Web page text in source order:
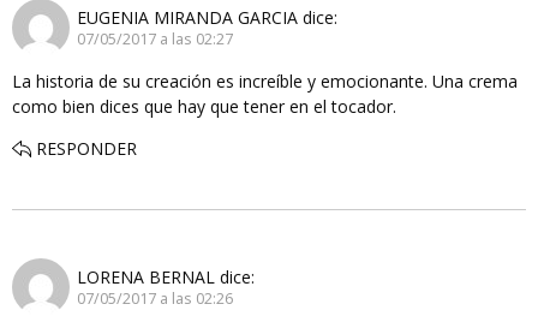
EUGENIA MIRANDA GARCIA dice:
07/05/2017 a las 02:27
La historia de su creación es increíble y emocionante. Una crema
como bien dices que hay que tener en el tocador.
RESPONDER
LORENA BERNAL dice:
07/05/2017 a las 02:26